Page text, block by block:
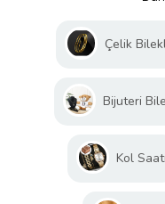
Çelik
Bijuteri
Kol